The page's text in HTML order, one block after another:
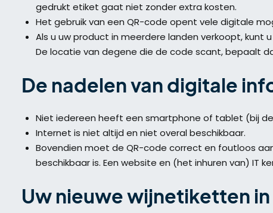
gedrukt etiket gaat niet zonder extra kosten.
Het gebruik van een QR-code opent vele digitale
Als u uw product in meerdere landen verkoopt, kunt
De locatie van degene die de code scant, bepaalt
De nadelen van digitale
Niet iedereen heeft een smartphone of tablet (bij
Internet is niet altijd en niet overal beschikbaar.
Bovendien moet de QR-code correct en foutloos
beschikbaar is. Een website en (het inhuren van) IT
Uw nieuwe wijnetiketten